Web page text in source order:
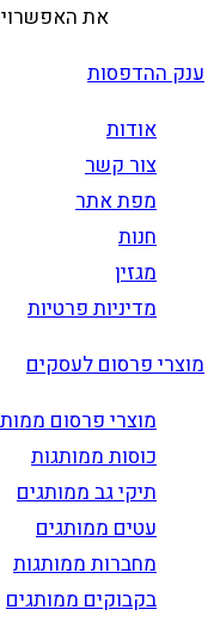
את
ענק ההדפסות
אודות
צור קשר
מפת אתר
חנות
מגזין
מדיניות פרטיות
מוצרי פרסום לעסקים
מוצרי פרסום
כוסות ממותגות
תיקי גב ממותגים
עטים ממותגים
מחברות ממותגות
בקבוקים ממותגים